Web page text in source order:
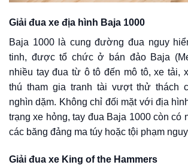
Giải đua xe địa hình Baja 1000
Baja 1000 là cung đường đua nguy
tinh, được tổ chức ở bán đảo Baja
nhiều tay đua từ ô tô đến mô tô, xe tải,
thú tham gia tranh tài vượt thử thách
nghìn dặm. Không chỉ đối mặt với địa
trạng xe hỏng, tay đua Baja 1000 còn có
các băng đảng ma túy hoặc tội phạm
Giải đua xe King of the Hammers